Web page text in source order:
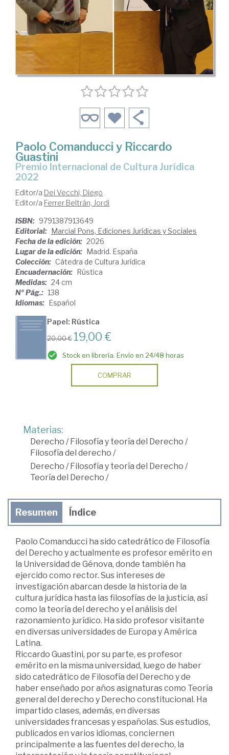
Paolo Comanducci y Riccardo
Guastini
Premio Internacional de Cultura Jurídica
2022
Editor/a Dei Vecchi, Diego
Editor/a Ferrer Beltrán, Jordi
ISBN: 9791387913649
Editorial: Marcial Pons, Ediciones Jurídicas y Sociales
Fecha de la edición: 2026
Lugar de la edición: Madrid. España
Colección: Cátedra de Cultura Jurídica
Encuadernación: Rústica
Medidas: 24 cm
Nº Pág.: 138
Idiomas: Español
Papel: Rústica
20,00 € 19,00 €
Stock en librería. Envío en 24/48 horas
COMPRAR
Materias:
Derecho /Filosofía y teoría del Derecho /
Filosofía del derecho /
Derecho /Filosofía y teoría del Derecho /
Teoría del Derecho /
Resumen Índice
Paolo Comanducci ha sido catedrático de Filosofía
del Derecho y actualmente es profesor emérito en
la Universidad de Génova, donde también ha
ejercido como rector. Sus intereses de
investigación abarcan desde la historia de la
cultura jurídica hasta las filosofías de la justicia, así
como la teoría del derecho y el análisis del
razonamiento jurídico. Ha sido profesor visitante
en diversas universidades de Europa y América
Latina.
Riccardo Guastini, por su parte, es profesor
emérito en la misma universidad, luego de haber
sido catedrático de Filosofía del Derecho y de
haber enseñado por años asignaturas como Teoría
general del derecho y Derecho constitucional. Ha
impartido clases, además, en diversas
universidades francesas y españolas. Sus estudios,
publicados en varios idiomas, conciernen
principalmente a las fuentes del derecho, la